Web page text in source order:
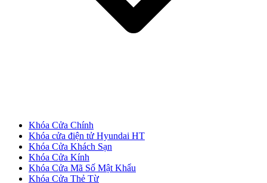
Khóa Cửa Chính
Khóa cửa điện tử Hyundai HT
Khóa Cửa Khách Sạn
Khóa Cửa Kính
Khóa Cửa Mã Số Mật Khẩu
Khóa Cửa Thẻ Từ